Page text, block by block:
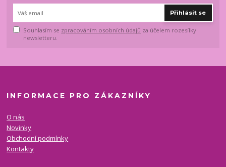
Přihlásit se
Souhlasím se zpracováním osobních údajů za účelem rozesílky
newsletteru.
INFORMACE PRO ZÁKAZNÍKY
O nás
Novinky
Obchodní podmínky
Kontakty